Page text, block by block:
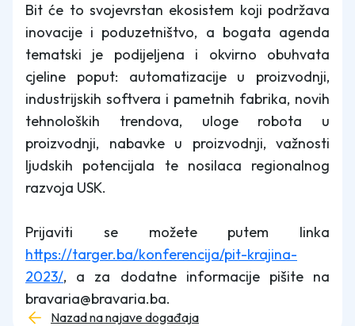
Bit će to svojevrstan ekosistem koji podržava
inovacije i poduzetništvo, a bogata agenda
tematski je podijeljena i okvirno obuhvata
cjeline poput: automatizacije u proizvodnji,
industrijskih softvera i pametnih fabrika, novih
tehnoloških trendova, uloge robota u
proizvodnji, nabavke u proizvodnji, važnosti
ljudskih potencijala te nosilaca regionalnog
razvoja USK.
Prijaviti se možete putem linka
https://targer.ba/konferencija/pit-krajina-
2023/, a za dodatne informacije pišite na
bravaria@bravaria.ba.
Nazad na najave događaja